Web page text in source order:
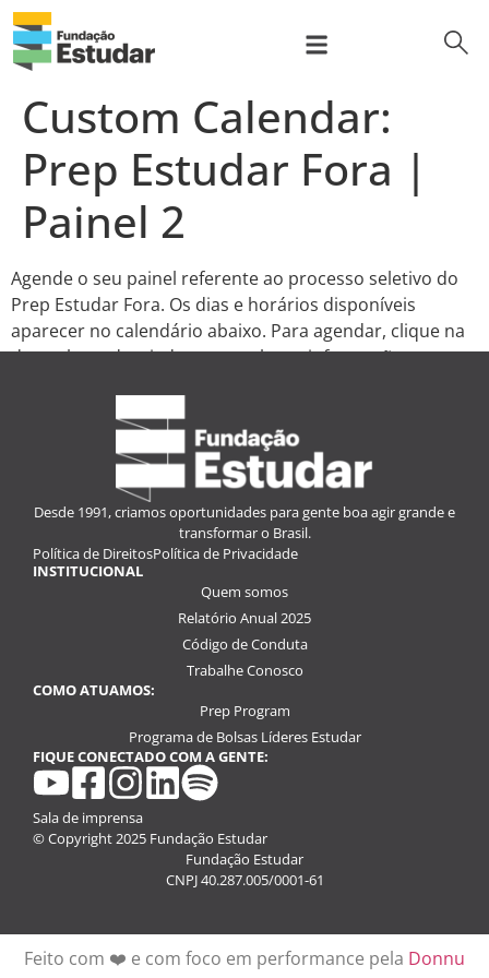
o
conteúdo
Custom Calendar:
Prep Estudar Fora |
Painel 2
Agende o seu painel referente ao processo seletivo do
Prep Estudar Fora. Os dias e horários disponíveis
aparecer no calendário abaixo. Para agendar, clique na
data e hora desejadas, preencha as informações
Desde 1991, criamos oportunidades para gente boa agir grande e
transformar o Brasil.
Política de DireitosPolítica de Privacidade
INSTITUCIONAL
Quem somos
Relatório Anual 2025
Código de Conduta
Trabalhe Conosco
COMO ATUAMOS:
Prep Program
Programa de Bolsas Líderes Estudar
FIQUE CONECTADO COM A GENTE:
youtube
facebook
instagram
linkedin
spotify
Sala de imprensa
© Copyright 2025 Fundação Estudar
Fundação Estudar
CNPJ 40.287.005/0001-61
Feito com ❤️ e com foco em performance pela Donnu